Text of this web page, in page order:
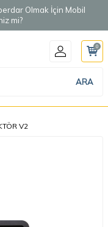
Olmak İçin Mobil
mi?
ARA
0
V2